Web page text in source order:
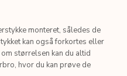
monteret, således de
kan også forkortes eller
størrelsen kan du altid
hvor du kan prøve de